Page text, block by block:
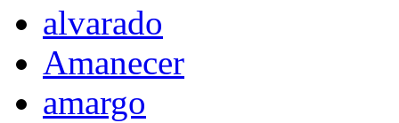
alvarado
Amanecer
amargo